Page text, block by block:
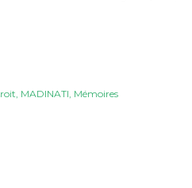
MADINATI Mémoires